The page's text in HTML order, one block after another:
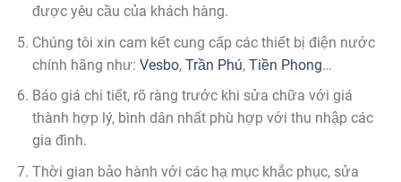
được yêu cầu của khách hàng.
Chúng tôi xin cam kết cung cấp các thiết bị điện nước
chính hãng như: Vesbo, Trần Phú, Tiền Phong…
Báo giá chi tiết, rõ ràng trước khi sửa chữa với giá
thành hợp lý, bình dân nhất phù hợp với thu nhập các
gia đình.
Thời gian bảo hành với các hạ mục khắc phục, sửa